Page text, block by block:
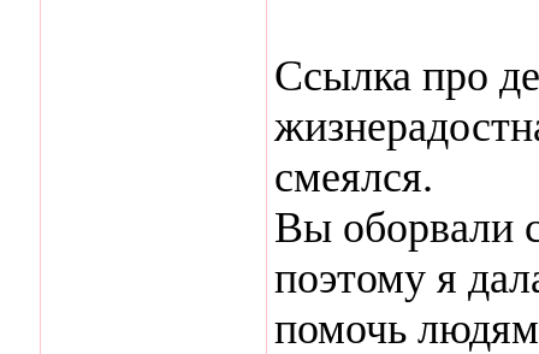
Ссылка про
смеялся.
Вы оборвали
поэтому я
помочь